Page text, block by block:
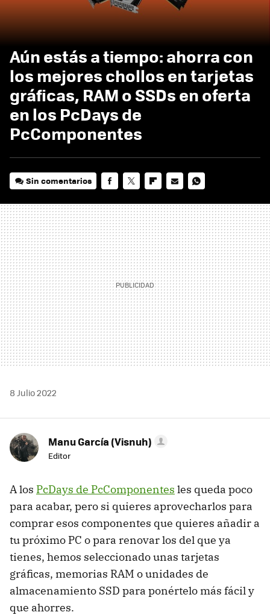
Aún estás a tiempo: ahorra con
los mejores chollos en tarjetas
gráficas, RAM o SSDs en oferta
en los PcDays de
PcComponentes
Sin comentarios
MAIL
8 Julio 2022
Manu García (Visnuh)
Editor
A los PcDays de PcComponentes les queda poco
para acabar, pero si quieres aprovecharlos para
comprar esos componentes que quieres añadir a
tu próximo PC o para renovar los del que ya
tienes, hemos seleccionado unas tarjetas
gráficas, memorias RAM o unidades de
almacenamiento SSD para ponértelo más fácil y
que ahorres.